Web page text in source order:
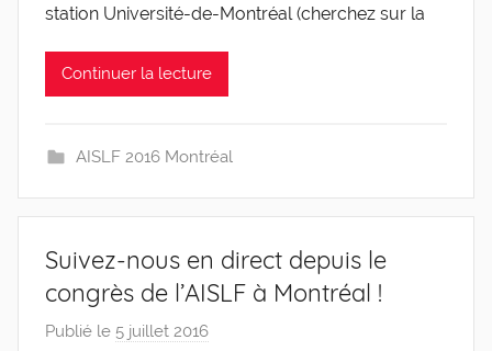
l
v
i
station Université-de-Montréal (cherchez sur la
Continuer la lecture
AISLF 2016 Montréal
Suivez-nous en direct depuis le
congrès de l’AISLF à Montréal !
Publié le 5 juillet 2016